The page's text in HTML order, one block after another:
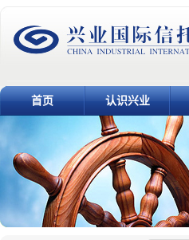
首页 认识兴业